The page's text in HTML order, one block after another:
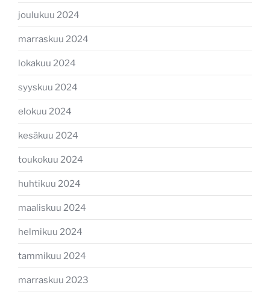
joulukuu 2024
marraskuu 2024
lokakuu 2024
syyskuu 2024
elokuu 2024
kesäkuu 2024
toukokuu 2024
huhtikuu 2024
maaliskuu 2024
helmikuu 2024
tammikuu 2024
marraskuu 2023